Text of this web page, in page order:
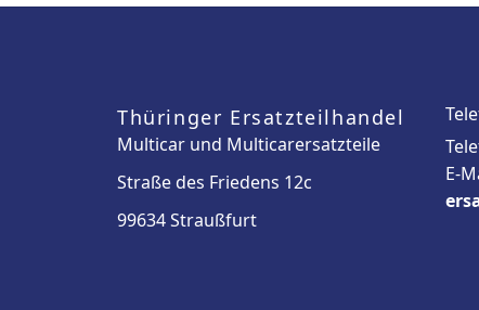
Thüringer Ersatzteilhandel
Multicar und Multicarersatzteile
Straße des Friedens 12c
99634 Straußfurt
E-